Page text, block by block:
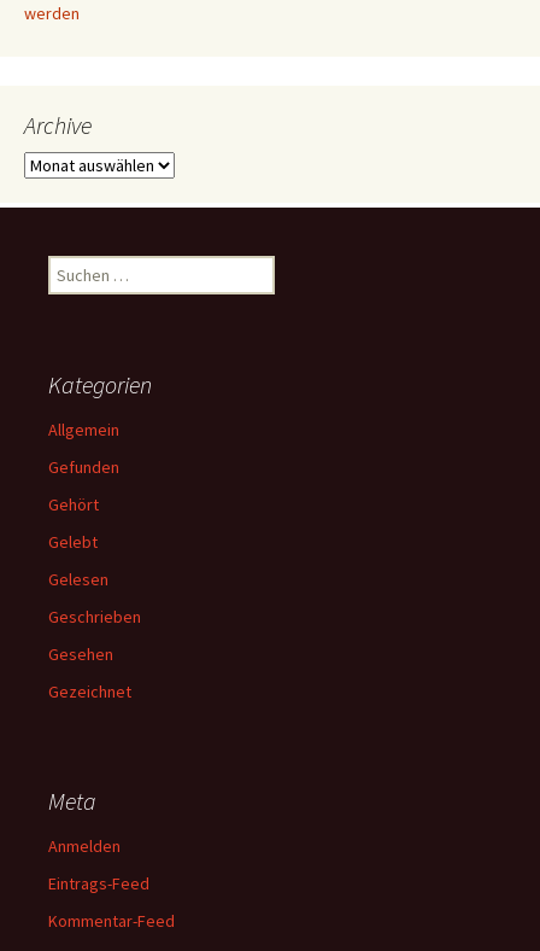
werden
Archive
Archive
Suchen
nach:
Kategorien
Allgemein
Gefunden
Gehört
Gelebt
Gelesen
Geschrieben
Gesehen
Gezeichnet
Meta
Anmelden
Eintrags-Feed
Kommentar-Feed